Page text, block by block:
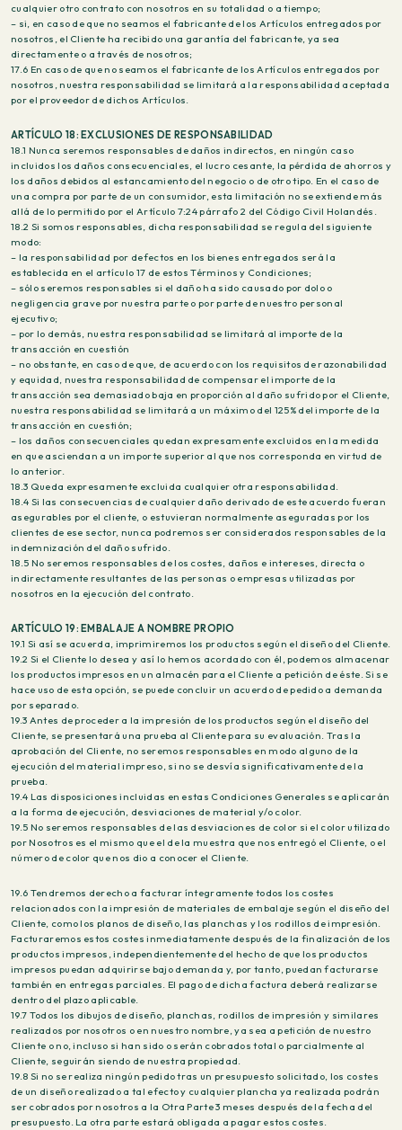
cualquier otro contrato con nosotros en su totalidad o a tiempo;
– si, en caso de que no seamos el fabricante de los Artículos entregados por
nosotros, el Cliente ha recibido una garantía del fabricante, ya sea
directamente o a través de nosotros;
17.6 En caso de que no seamos el fabricante de los Artículos entregados por
nosotros, nuestra responsabilidad se limitará a la responsabilidad aceptada
por el proveedor de dichos Artículos.
ARTÍCULO 18: EXCLUSIONES DE RESPONSABILIDAD
18.1 Nunca seremos responsables de daños indirectos, en ningún caso
incluidos los daños consecuenciales, el lucro cesante, la pérdida de ahorros y
los daños debidos al estancamiento del negocio o de otro tipo. En el caso de
una compra por parte de un consumidor, esta limitación no se extiende más
allá de lo permitido por el Artículo 7:24 párrafo 2 del Código Civil Holandés.
18.2 Si somos responsables, dicha responsabilidad se regula del siguiente
modo:
– la responsabilidad por defectos en los bienes entregados será la
establecida en el artículo 17 de estos Términos y Condiciones;
– sólo seremos responsables si el daño ha sido causado por dolo o
negligencia grave por nuestra parte o por parte de nuestro personal
ejecutivo;
– por lo demás, nuestra responsabilidad se limitará al importe de la
transacción en cuestión
– no obstante, en caso de que, de acuerdo con los requisitos de razonabilidad
y equidad, nuestra responsabilidad de compensar el importe de la
transacción sea demasiado baja en proporción al daño sufrido por el Cliente,
nuestra responsabilidad se limitará a un máximo del 125% del importe de la
transacción en cuestión;
– los daños consecuenciales quedan expresamente excluidos en la medida
en que asciendan a un importe superior al que nos corresponda en virtud de
lo anterior.
18.3 Queda expresamente excluida cualquier otra responsabilidad.
18.4 Si las consecuencias de cualquier daño derivado de este acuerdo fueran
asegurables por el cliente, o estuvieran normalmente aseguradas por los
clientes de ese sector, nunca podremos ser considerados responsables de la
indemnización del daño sufrido.
18.5 No seremos responsables de los costes, daños e intereses, directa o
indirectamente resultantes de las personas o empresas utilizadas por
nosotros en la ejecución del contrato.
ARTÍCULO 19: EMBALAJE A NOMBRE PROPIO
19.1 Si así se acuerda, imprimiremos los productos según el diseño del Cliente.
19.2 Si el Cliente lo desea y así lo hemos acordado con él, podemos almacenar
los productos impresos en un almacén para el Cliente a petición de éste. Si se
hace uso de esta opción, se puede concluir un acuerdo de pedido a demanda
por separado.
19.3 Antes de proceder a la impresión de los productos según el diseño del
Cliente, se presentará una prueba al Cliente para su evaluación. Tras la
aprobación del Cliente, no seremos responsables en modo alguno de la
ejecución del material impreso, si no se desvía significativamente de la
prueba.
19.4 Las disposiciones incluidas en estas Condiciones Generales se aplicarán
a la forma de ejecución, desviaciones de material y/o color.
19.5 No seremos responsables de las desviaciones de color si el color utilizado
por Nosotros es el mismo que el de la muestra que nos entregó el Cliente, o el
número de color que nos dio a conocer el Cliente.
19.6 Tendremos derecho a facturar íntegramente todos los costes
relacionados con la impresión de materiales de embalaje según el diseño del
Cliente, como los planos de diseño, las planchas y los rodillos de impresión.
Facturaremos estos costes inmediatamente después de la finalización de los
productos impresos, independientemente del hecho de que los productos
impresos puedan adquirirse bajo demanda y, por tanto, puedan facturarse
también en entregas parciales. El pago de dicha factura deberá realizarse
dentro del plazo aplicable.
19.7 Todos los dibujos de diseño, planchas, rodillos de impresión y similares
realizados por nosotros o en nuestro nombre, ya sea a petición de nuestro
Cliente o no, incluso si han sido o serán cobrados total o parcialmente al
Cliente, seguirán siendo de nuestra propiedad.
19.8 Si no se realiza ningún pedido tras un presupuesto solicitado, los costes
de un diseño realizado a tal efecto y cualquier plancha ya realizada podrán
ser cobrados por nosotros a la Otra Parte 3 meses después de la fecha del
presupuesto. La otra parte estará obligada a pagar estos costes.